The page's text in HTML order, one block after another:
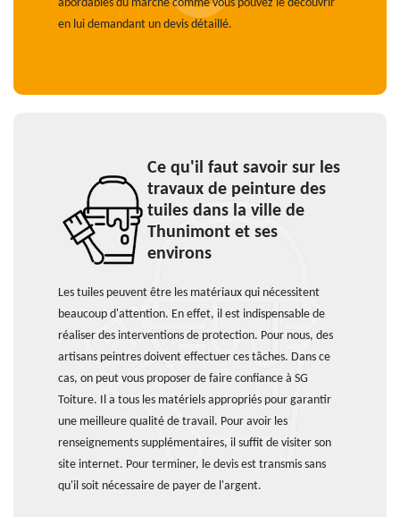
abordables du marché comme vous pouvez le découvrir
en lui demandant un devis détaillé.
Ce qu'il faut savoir sur les
travaux de peinture des
tuiles dans la ville de
Thunimont et ses
environs
Les tuiles peuvent être les matériaux qui nécessitent
beaucoup d'attention. En effet, il est indispensable de
réaliser des interventions de protection. Pour nous, des
artisans peintres doivent effectuer ces tâches. Dans ce
cas, on peut vous proposer de faire confiance à SG
Toiture. Il a tous les matériels appropriés pour garantir
une meilleure qualité de travail. Pour avoir les
renseignements supplémentaires, il suffit de visiter son
site internet. Pour terminer, le devis est transmis sans
qu'il soit nécessaire de payer de l'argent.